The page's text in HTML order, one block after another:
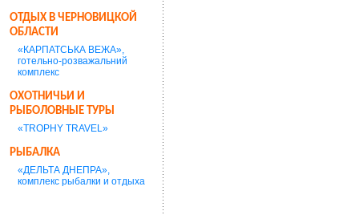
ОТДЫХ В ЧЕРНОВИЦКОЙ
ОБЛАСТИ
«КАРПАТСЬКА ВЕЖА»,
готельно-розважальний
комплекс
ОХОТНИЧЬИ И
РЫБОЛОВНЫЕ ТУРЫ
«TROPHY TRAVEL»
РЫБАЛКА
«ДЕЛЬТА ДНЕПРА»,
комплекс рыбалки и отдыха